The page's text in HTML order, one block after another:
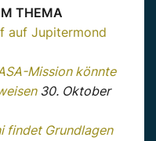
THEMA
auf Jupitermond
Mission könnte
30. Oktober
findet Grundlagen